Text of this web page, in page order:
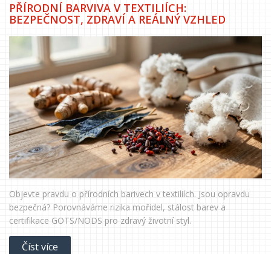
PŘÍRODNÍ BARVIVA V TEXTILIÍCH:
BEZPEČNOST, ZDRAVÍ A REÁLNÝ VZHLED
Objevte pravdu o přírodních barivech v textiliích. Jsou opravdu
bezpečná? Porovnáváme rizika mořidel, stálost barev a
certifikace GOTS/NODS pro zdravý životní styl.
Číst více